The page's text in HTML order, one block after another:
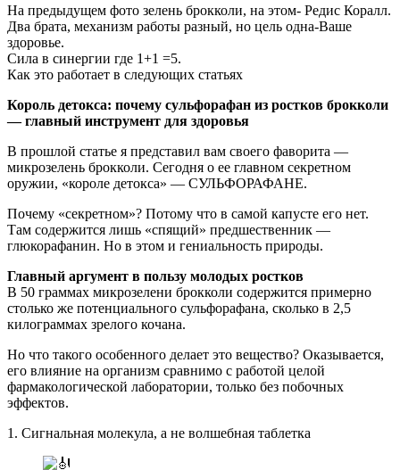
На предыдущем фото зелень брокколи, на этом- Редис Коралл.
Два брата, механизм работы разный, но цель одна-Ваше
здоровье.
Сила в синергии где 1+1 =5.
Как это работает в следующих статьях
Король детокса: почему сульфорафан из ростков брокколи
— главный инструмент для здоровья
В прошлой статье я представил вам своего фаворита —
микрозелень брокколи. Сегодня о ее главном секретном
оружии, «короле детокса» — СУЛЬФОРАФАНЕ.
Почему «секретном»? Потому что в самой капусте его нет.
Там содержится лишь «спящий» предшественник —
глюкорафанин. Но в этом и гениальность природы.
Главный аргумент в пользу молодых ростков
В 50 граммах микрозелени брокколи содержится примерно
столько же потенциального сульфорафана, сколько в 2,5
килограммах зрелого кочана.
Но что такого особенного делает это вещество? Оказывается,
его влияние на организм сравнимо с работой целой
фармакологической лаборатории, только без побочных
эффектов.
1. Сигнальная молекула, а не волшебная таблетка